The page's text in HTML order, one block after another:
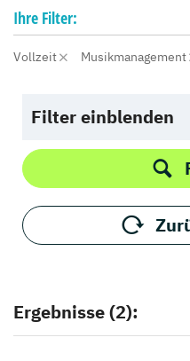
Ihre Filter:
Vollzeit Musikmanagement
Filter einblenden
Ergebnisse (2):